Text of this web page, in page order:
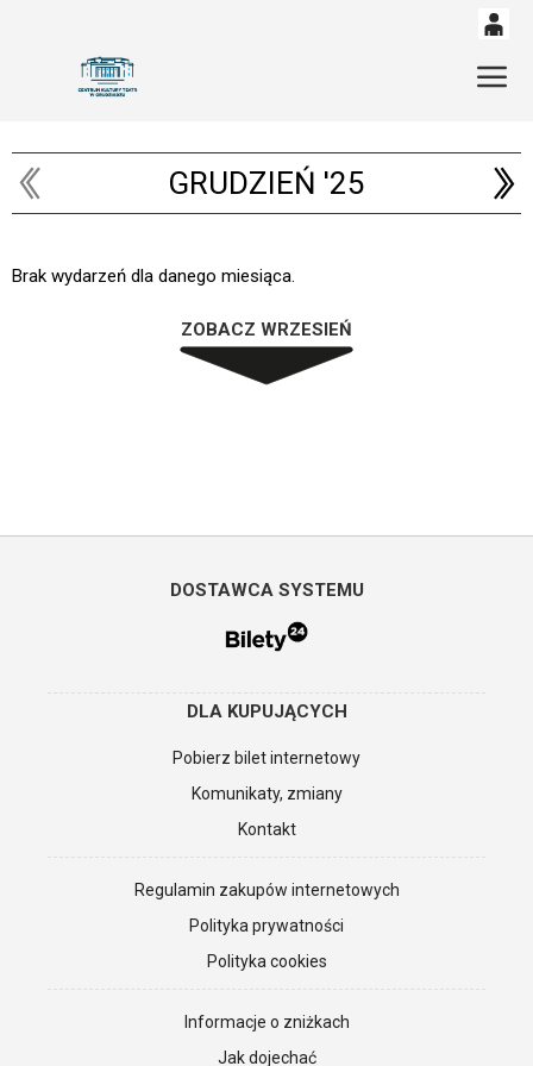
14 53
GRUDZIEŃ '25
Brak wydarzeń dla danego miesiąca.
ZOBACZ WRZESIEŃ
DOSTAWCA SYSTEMU
DLA KUPUJĄCYCH
Pobierz bilet internetowy
Komunikaty, zmiany
Kontakt
Regulamin zakupów internetowych
Polityka prywatności
Polityka cookies
Informacje o zniżkach
Jak dojechać